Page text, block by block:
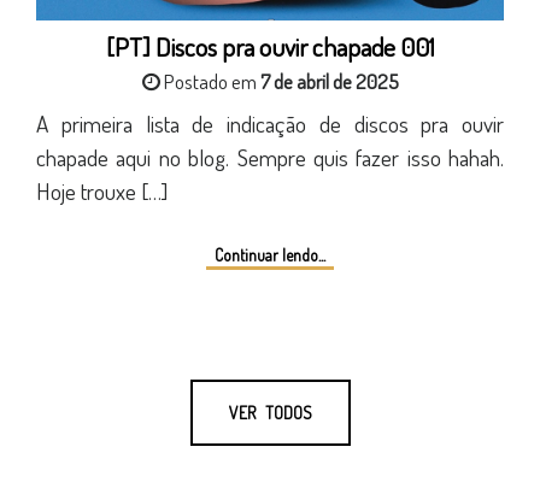
[PT] Discos pra ouvir chapade 001
Postado em7 de abril de 2025
A primeira lista de indicação de discos pra ouvir
chapade aqui no blog. Sempre quis fazer isso hahah.
Hoje trouxe […]
Continuar lendo...
VER TODOS